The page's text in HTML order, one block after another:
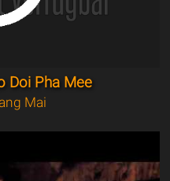
Doi Pha Mee
Mai